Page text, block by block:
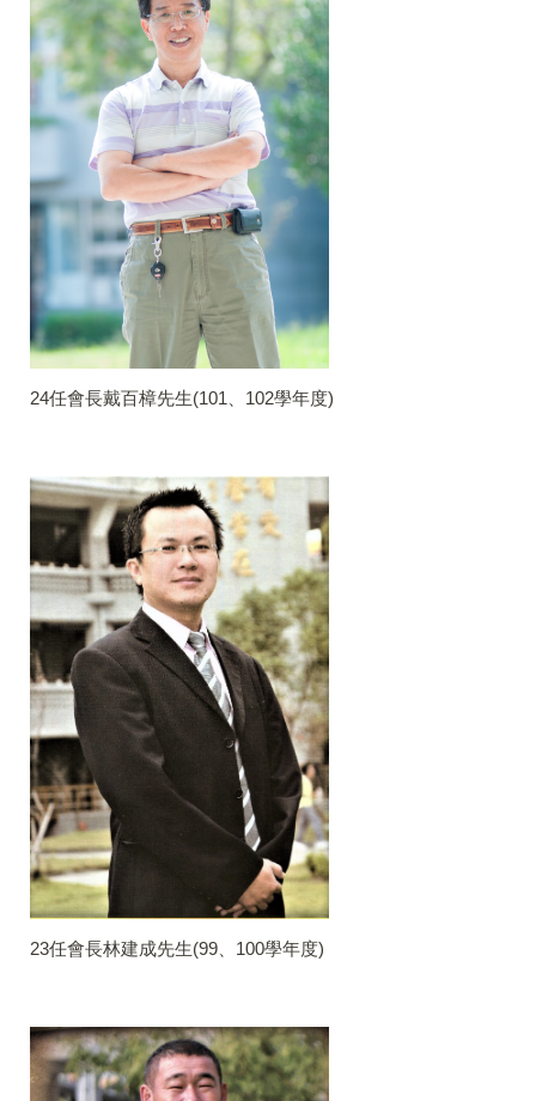
24任會長戴百樟先生(101、102學年度)
23任會長林建成先生(99、100學年度)